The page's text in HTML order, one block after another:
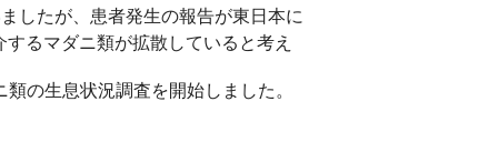
したが、患者発生の報告が東日本に
るマダニ類が拡散していると考え
の生息状況調査を開始しました。